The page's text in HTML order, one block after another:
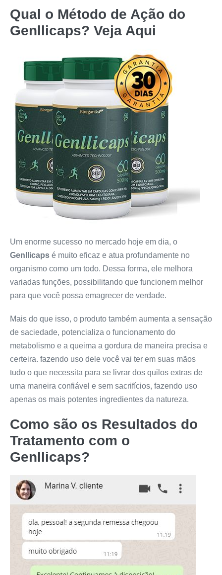
Qual o Método de Ação do
Genllicaps? Veja Aqui
Um enorme sucesso no mercado hoje em dia, o
Genllicaps é muito eficaz e atua profundamente no
organismo como um todo. Dessa forma, ele melhora
variadas funções, possibilitando que funcionem melhor
para que você possa emagrecer de verdade.
Mais do que isso, o produto também aumenta a sensação
de saciedade, potencializa o funcionamento do
metabolismo e a queima a gordura de maneira precisa e
certeira. fazendo uso dele você vai ter em suas mãos
tudo o que necessita para se livrar dos quilos extras de
uma maneira confiável e sem sacrifícios, fazendo uso
apenas os mais potentes ingredientes da natureza.
Como são os Resultados do
Tratamento com o
Genllicaps?